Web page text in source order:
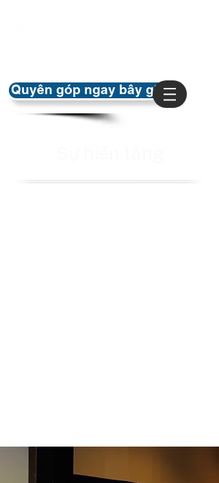
Quyên góp ngay bây giờ